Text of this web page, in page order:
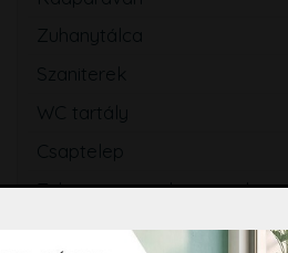
Zuhanytálca
Szaniterek
WC tartály
Csaptelep
Zuhanyszett, zuhanyrendszer
Zuhanypanel, masszázspanel